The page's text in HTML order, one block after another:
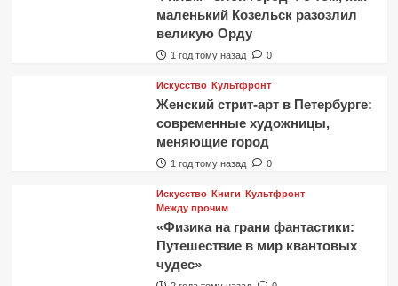
маленький Козельск разозлил
великую Орду
1 год тому назад 0
Искусство Культфронт
Женский стрит-арт в Петербурге:
современные художницы,
меняющие город
1 год тому назад 0
Искусство Книги Культфронт
Между прочим
«Физика на грани фантастики:
Путешествие в мир квантовых
чудес»